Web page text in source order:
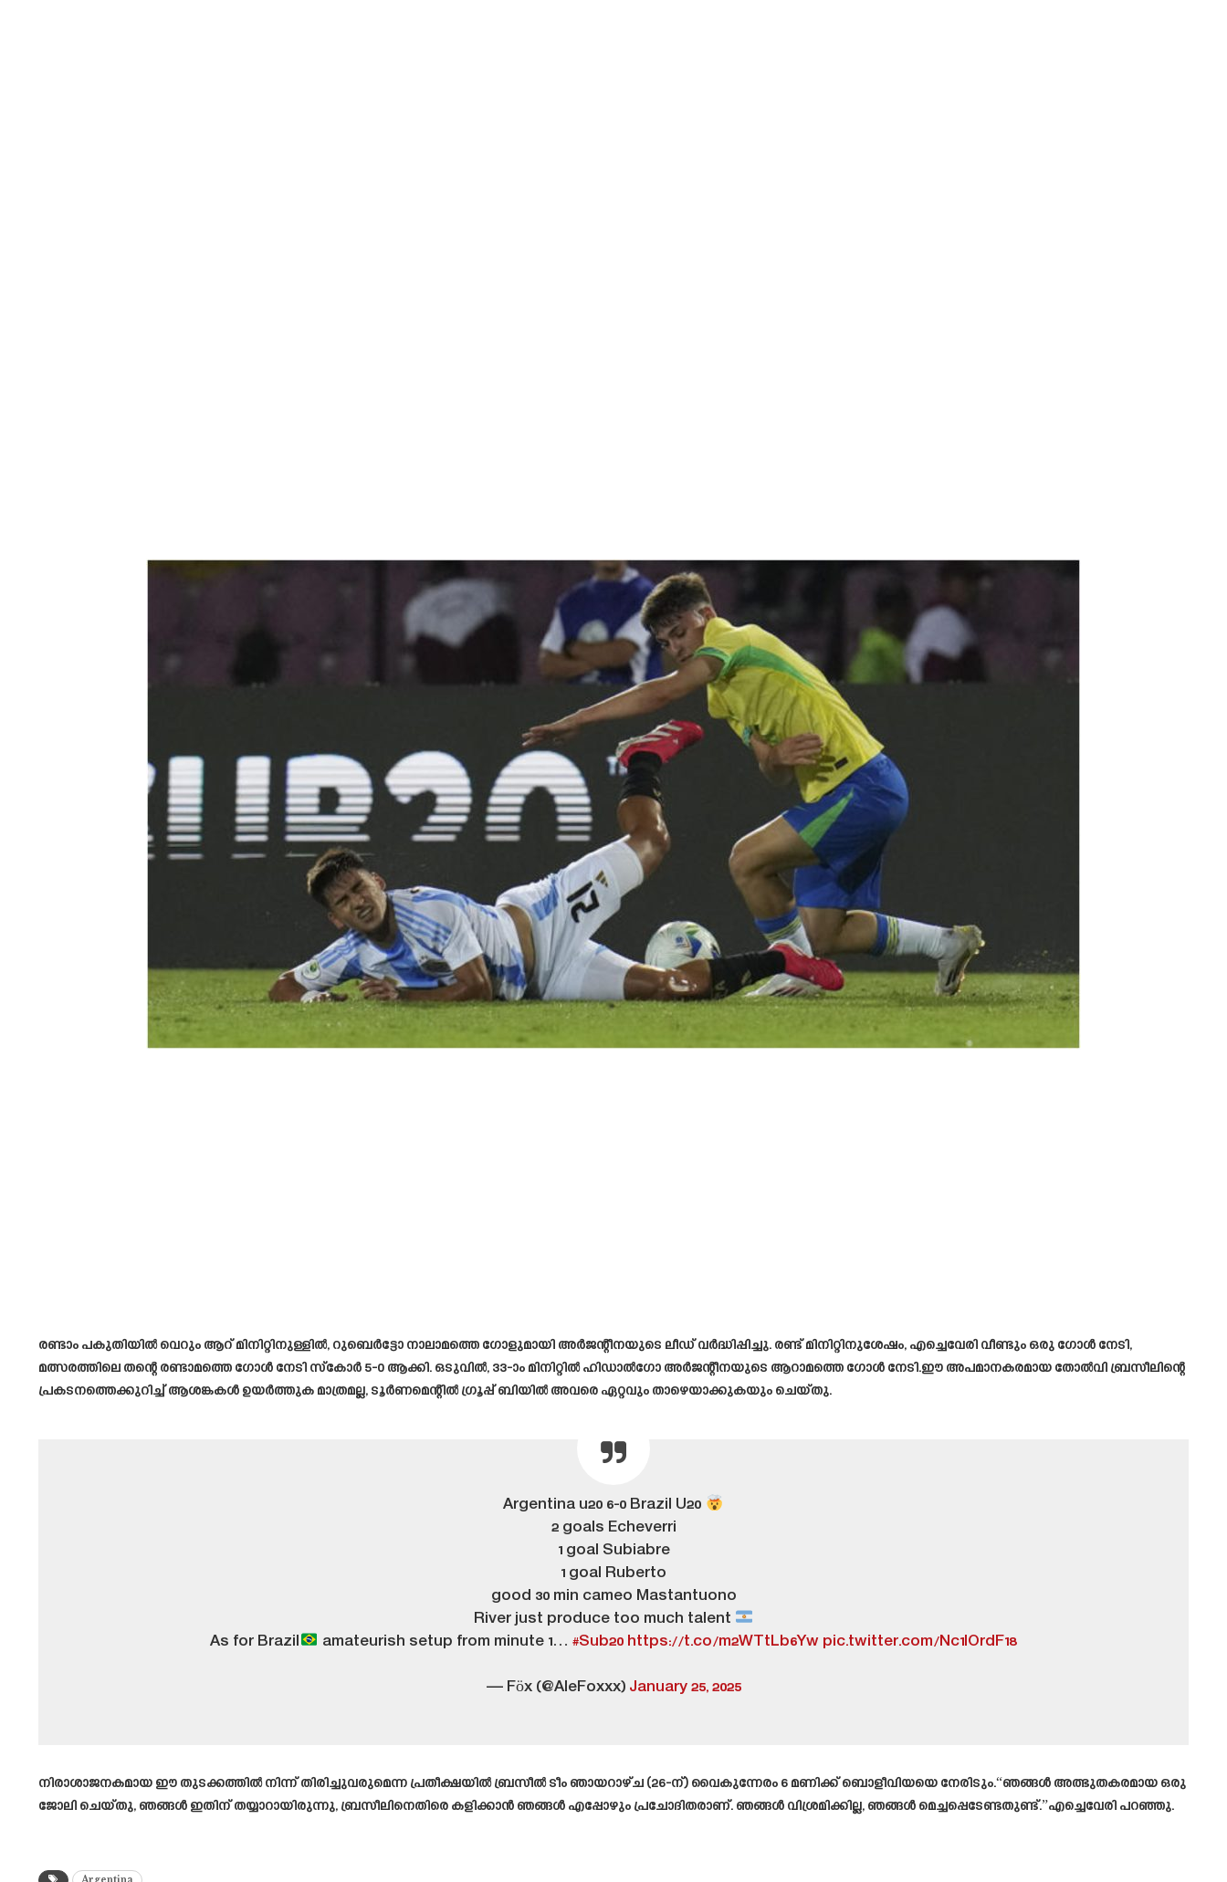
രണ്ടാം പകുതിയിൽ വെറും ആറ് മിനിറ്റിനുള്ളിൽ, റുബെർട്ടോ നാലാമത്തെ ഗോളുമായി അർജന്റീനയുടെ ലീഡ് വർദ്ധിപ്പിച്ചു. രണ്ട് മിനിറ്റിനുശേഷം, എച്ചെവേരി വീണ്ടും ഒരു ഗോൾ നേടി,
മത്സരത്തിലെ തന്റെ രണ്ടാമത്തെ ഗോൾ നേടി സ്കോർ 5-0 ആക്കി. ഒടുവിൽ, 33-ാം മിനിറ്റിൽ ഹിഡാൽഗോ അർജന്റീനയുടെ ആറാമത്തെ ഗോൾ നേടി.ഈ അപമാനകരമായ തോൽവി ബ്രസീലിന്റെ
പ്രകടനത്തെക്കുറിച്ച് ആശങ്കകൾ ഉയർത്തുക മാത്രമല്ല, ടൂർണമെന്റിൽ ഗ്രൂപ്പ് ബിയിൽ അവരെ ഏറ്റവും താഴെയാക്കുകയും ചെയ്തു.
Argentina u20 6-0 Brazil U20
2 goals Echeverri
1 goal Subiabre
1 goal Ruberto
good 30 min cameo Mastantuono
River just produce too much talent
As for Brazil
amateurish setup from minute 1… #Sub20 https://t.co/m2WTtLb6Yw pic.twitter.com/Nc1lOrdF18
— Föx (@AleFoxxx) January 25, 2025
നിരാശാജനകമായ ഈ തുടക്കത്തിൽ നിന്ന് തിരിച്ചുവരുമെന്ന പ്രതീക്ഷയിൽ ബ്രസീൽ ടീം ഞായറാഴ്ച (26-ന്) വൈകുന്നേരം 6 മണിക്ക് ബൊളീവിയയെ നേരിടും.“ഞങ്ങൾ അത്ഭുതകരമായ ഒരു
ജോലി ചെയ്തു, ഞങ്ങൾ ഇതിന് തയ്യാറായിരുന്നു, ബ്രസീലിനെതിരെ കളിക്കാൻ ഞങ്ങൾ എപ്പോഴും പ്രചോദിതരാണ്. ഞങ്ങൾ വിശ്രമിക്കില്ല, ഞങ്ങൾ മെച്ചപ്പെടേണ്ടതുണ്ട്.”എച്ചെവേരി പറഞ്ഞു.